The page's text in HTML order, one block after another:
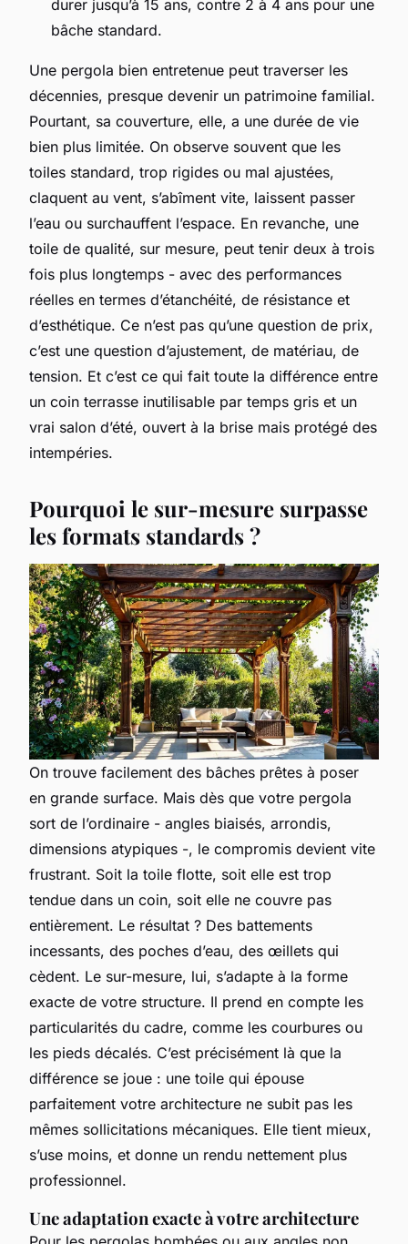
durer jusqu’à 15 ans, contre 2 à 4 ans pour une
bâche standard.
Une pergola bien entretenue peut traverser les
décennies, presque devenir un patrimoine familial.
Pourtant, sa couverture, elle, a une durée de vie
bien plus limitée. On observe souvent que les
toiles standard, trop rigides ou mal ajustées,
claquent au vent, s’abîment vite, laissent passer
l’eau ou surchauffent l’espace. En revanche, une
toile de qualité, sur mesure, peut tenir deux à trois
fois plus longtemps - avec des performances
réelles en termes d’étanchéité, de résistance et
d’esthétique. Ce n’est pas qu’une question de prix,
c’est une question d’ajustement, de matériau, de
tension. Et c’est ce qui fait toute la différence entre
un coin terrasse inutilisable par temps gris et un
vrai salon d’été, ouvert à la brise mais protégé des
intempéries.
Pourquoi le sur-mesure surpasse
les formats standards ?
On trouve facilement des bâches prêtes à poser
en grande surface. Mais dès que votre pergola
sort de l’ordinaire - angles biaisés, arrondis,
dimensions atypiques -, le compromis devient vite
frustrant. Soit la toile flotte, soit elle est trop
tendue dans un coin, soit elle ne couvre pas
entièrement. Le résultat ? Des battements
incessants, des poches d’eau, des œillets qui
cèdent. Le sur-mesure, lui, s’adapte à la forme
exacte de votre structure. Il prend en compte les
particularités du cadre, comme les courbures ou
les pieds décalés. C’est précisément là que la
différence se joue : une toile qui épouse
parfaitement votre architecture ne subit pas les
mêmes sollicitations mécaniques. Elle tient mieux,
s’use moins, et donne un rendu nettement plus
professionnel.
Une adaptation exacte à votre architecture